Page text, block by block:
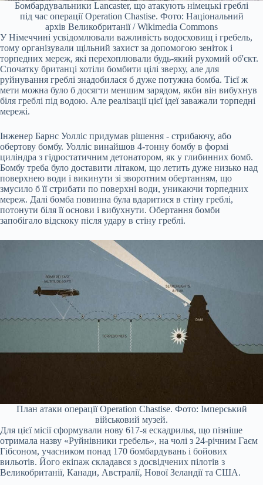
Бомбардувальники Lancaster, що атакують німецькі греблі
під час операції Operation Chastise. Фото: Національний
архів Великобританії / Wikimedia Commons
У Німеччині усвідомлювали важливість водосховищ і гребель,
тому організували щільний захист за допомогою зеніток і
торпедних мереж, які перехоплювали будь-який рухомий об'єкт.
Спочатку британці хотіли бомбити цілі зверху, але для
руйнування греблі знадобилася б дуже потужна бомба. Тієї ж
мети можна було б досягти меншим зарядом, якби він вибухнув
біля греблі під водою. Але реалізації цієї ідеї заважали торпедні
мережі.
Інженер Барнс Уолліс придумав рішення - стрибаючу, або
обертову бомбу. Уолліс винайшов 4-тонну бомбу в формі
циліндра з гідростатичним детонатором, як у глибинних бомб.
Бомбу треба було доставити літаком, що летить дуже низько над
поверхнею води і викинути зі зворотним обертанням, що
змусило б її стрибати по поверхні води, уникаючи торпедних
мереж. Далі бомба повинна була вдаритися в стіну греблі,
потонути біля її основи і вибухнути. Обертання бомби
запобігало відскоку після удару в стіну греблі.
План атаки операції Operation Chastise. Фото: Імперський
військовий музей.
Для цієї місії сформували нову 617-я ескадрилья, що пізніше
отримала назву «Руйнівники гребель», на чолі з 24-річним Гаєм
Гібсоном, учасником понад 170 бомбардувань і бойових
вильотів. Його екіпаж складався з досвідчених пілотів з
Великобританії, Канади, Австралії, Нової Зеландії та США.